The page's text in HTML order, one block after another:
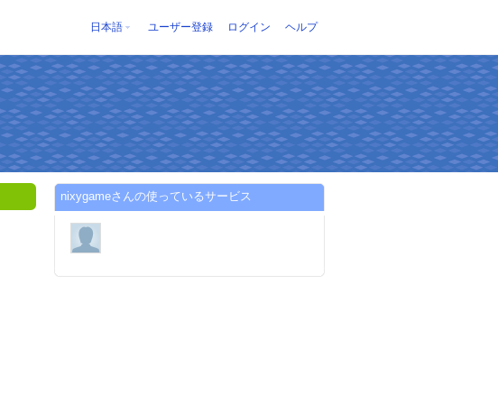
日本語 ユーザー登録 ログイン ヘルプ
nixygameさんの使っているサービス